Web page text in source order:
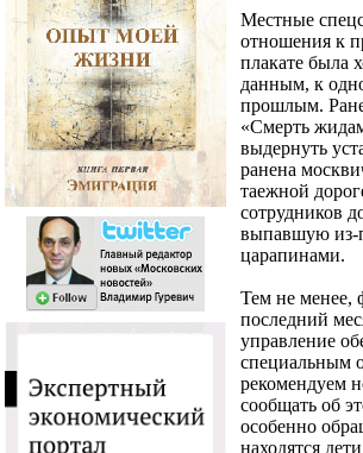
Местные
отношения к
плакате была
данным, к
прошлым.
«Смерть
выдернуть
ранена
таежной
сотрудников
выпавшую из-
царапинами.
Тем не менее,
последний
управление
специальным
рекомендуем
сообщать об
особенно
находятся